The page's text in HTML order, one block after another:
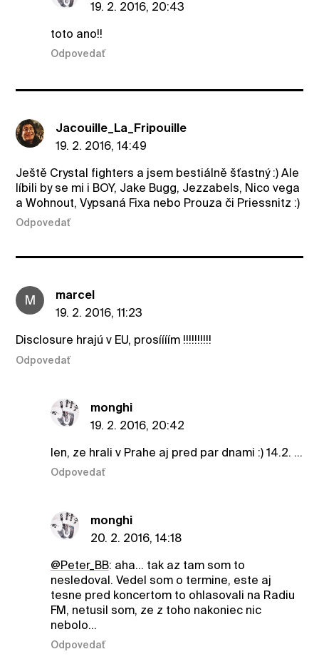
19. 2. 2016, 20:43
toto ano!!
Odpovedať
Jacouille_La_Fripouille
19. 2. 2016, 14:49
Ještě Crystal fighters a jsem bestiálně šťastný :) Ale
líbili by se mi i BOY, Jake Bugg, Jezzabels, Nico vega
a Wohnout, Vypsaná Fixa nebo Prouza či Priessnitz :)
Odpovedať
M
marcel
19. 2. 2016, 11:23
Disclosure hrajú v EU, prosíííím !!!!!!!!!!
Odpovedať
monghi
19. 2. 2016, 20:42
len, ze hrali v Prahe aj pred par dnami :) 14.2. ...
Odpovedať
monghi
20. 2. 2016, 14:18
@Peter_BB: aha... tak az tam som to
nesledoval. Vedel som o termine, este aj
tesne pred koncertom to ohlasovali na Radiu
FM, netusil som, ze z toho nakoniec nic
nebolo...
Odpovedať